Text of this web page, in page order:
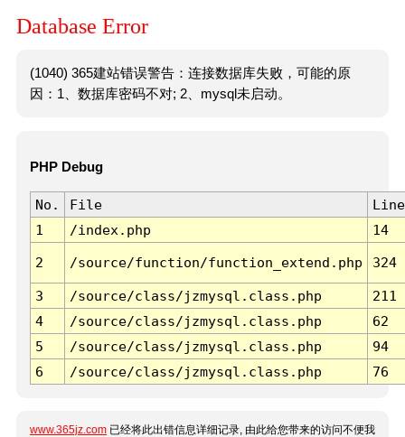
Database Error
(1040) 365建站错误警告：连接数据库失败，可能的原
因：1、数据库密码不对; 2、mysql未启动。
PHP Debug
No. File
Line
1
/index.php 14
2 /source/function/function_extend.php 324
3 /source/class/jzmysql.class.php
211
4
/source/class/jzmysql.class.php
62
5
/source/class/jzmysql.class.php
94
6
/source/class/jzmysql.class.php 76
www.365jz.com 已经将此出错信息详细记录, 由此给您带来的访问不便我